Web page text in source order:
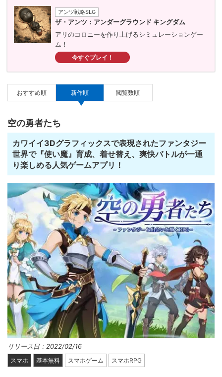
アンツ戦略SLG
ザ・アンツ：アンダーグラウンド キングダム
アリのコロニーを作り上げるシミュレーションゲー
ム！
今すぐプレイ！
おすすめ順 新作順 閲覧数順
空の勇者たち
カワイイ3Dグラフィックスで表現されたファンタジー
世界で『使い魔』育成、着せ替え、爽快バトルが一通
り楽しめる人気ゲームアプリ！
リリース日：2022/02/16
スマホ 基本無料 スマホゲーム スマホRPG